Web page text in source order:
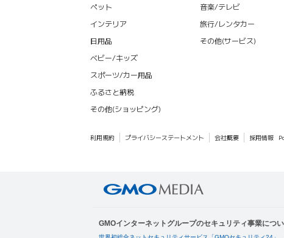
ペット
インテリア
日用品
ベビー/キッズ
スポーツ/カー用品
ふるさと納税
その他(ショッピング)
音楽/テレビ
旅行/レンタカー
その他(サービス)
利用規約 プライバシーステートメント 会社概要 採用情報
GMOインターネットグループのセキュリティ事業につ